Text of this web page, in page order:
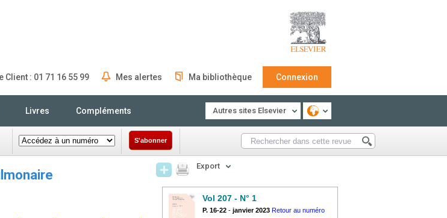
Client : 01 71 16 55 99 Mes alertes Ma bibliothèque Connexion
Livres Compléments Autres sites Elsevier
S'abonner
Export
Vol 207 - N° 1
P. 16-22 - janvier 2023 Retour au numéro